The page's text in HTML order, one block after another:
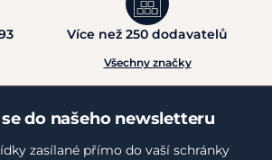
Více než 250 dodavatelů
Všechny značky
do našeho newsletteru
zasílané přímo do vaší schránky